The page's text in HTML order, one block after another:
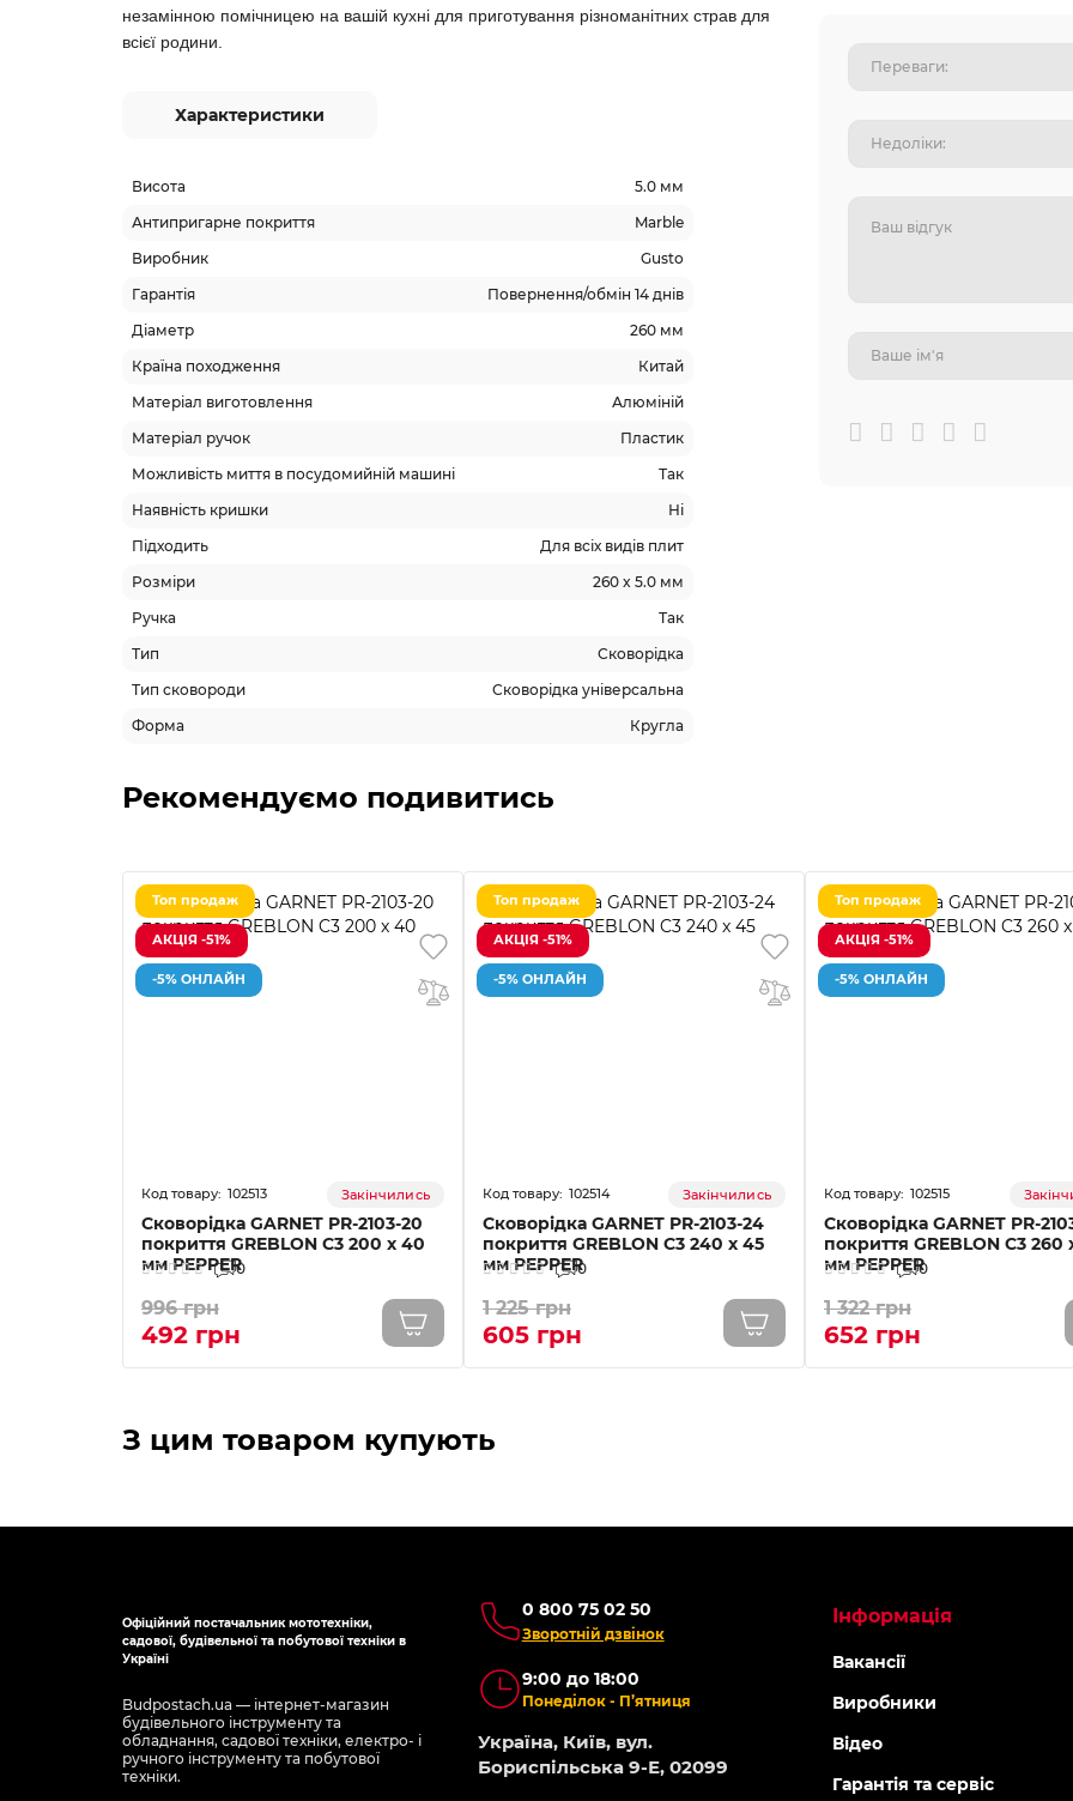
незамінною помічницею на вашій кухні для приготування різноманітних страв для
всієї родини.
Характеристики
Висота
5.0 мм
Антипригарне покриття
Marble
Виробник
Gusto
Гарантія
Повернення/обмін 14 днів
Діаметр
260 мм
Країна походження
Китай
Матеріал виготовлення
Алюміній
Матеріал ручок
Пластик
Можливість миття в посудомийній машині
Так
Наявність кришки
Ні
Підходить
Для всіх видів плит
Розміри
260 x 5.0 мм
Ручка
Так
Тип
Сковорідка
Тип сковороди
Сковорідка універсальна
Форма
Кругла
Рекомендуємо подивитись
Топ продаж
АКЦІЯ -51%
-5% ОНЛАЙН
102513 Закінчились
Сковорідка GARNET PR-2103-20
покриття GREBLON C3 200 x 40
мм PEPPER0
996 грн
492 грн
Топ продаж
АКЦІЯ -51%
-5% ОНЛАЙН
102514 Закінчились
Сковорідка GARNET PR-2103-24
покриття GREBLON C3 240 x 45
мм PEPPER0
1 225 грн
605 грн
Топ продаж
АКЦІЯ -51%
-5% ОНЛАЙН
102515
Сковорідка GARNET PR-
покриття GREBLON C3 260
мм PEPPER0
1 322 грн
652 грн
-5% ОНЛАЙН